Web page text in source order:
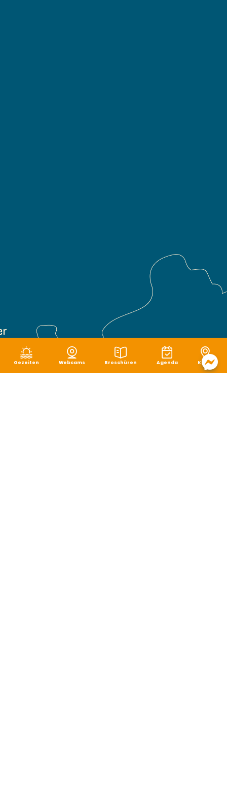
Gezeiten Webcams Broschüren Agenda Karte